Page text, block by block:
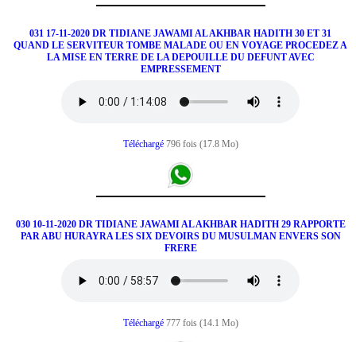
031 17-11-2020 DR TIDIANE JAWAMI AL AKHBAR HADITH 30 ET 31
QUAND LE SERVITEUR TOMBE MALADE OU EN VOYAGE PROCEDEZ A
LA MISE EN TERRE DE LA DEPOUILLE DU DEFUNT AVEC
EMPRESSEMENT
Téléchargé 796 fois (17.8 Mo)
030 10-11-2020 DR TIDIANE JAWAMI AL AKHBAR HADITH 29 RAPPORTE
PAR ABU HURAYRA LES SIX DEVOIRS DU MUSULMAN ENVERS SON
FRERE
Téléchargé 777 fois (14.1 Mo)